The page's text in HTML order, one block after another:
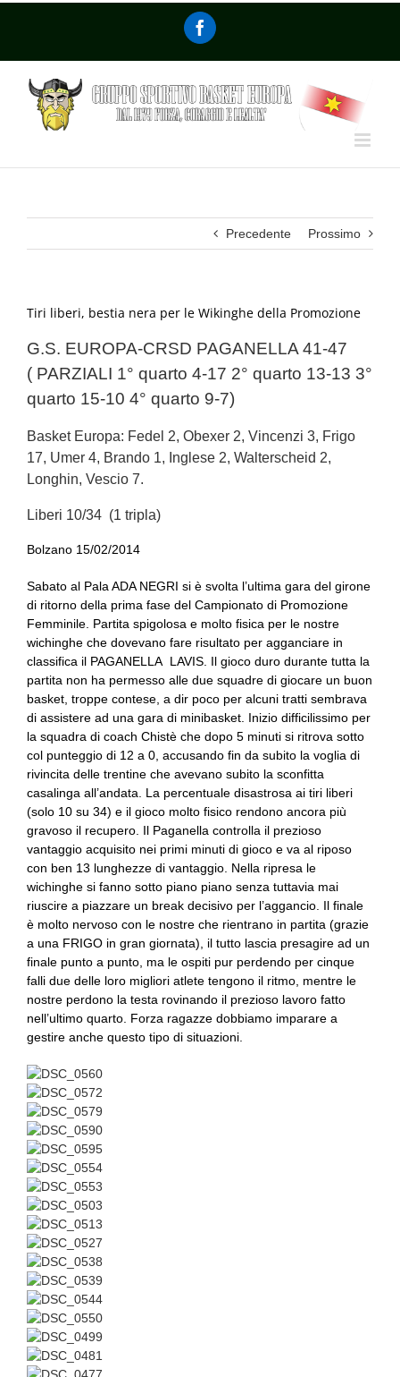
Precedente Prossimo
Tiri liberi, bestia nera per le Wikinghe della Promozione
G.S. EUROPA-CRSD PAGANELLA 41-47
( PARZIALI 1° quarto 4-17 2° quarto 13-13 3°
quarto 15-10 4° quarto 9-7)
Basket Europa: Fedel 2, Obexer 2, Vincenzi 3, Frigo
17, Umer 4, Brando 1, Inglese 2, Walterscheid 2,
Longhin, Vescio 7.
Liberi 10/34 (1 tripla)
Bolzano 15/02/2014
Sabato al Pala ADA NEGRI si è svolta l’ultima gara del girone
di ritorno della prima fase del Campionato di Promozione
Femminile. Partita spigolosa e molto fisica per le nostre
wichinghe che dovevano fare risultato per agganciare in
classifica il PAGANELLA LAVIS. Il gioco duro durante tutta la
partita non ha permesso alle due squadre di giocare un buon
basket, troppe contese, a dir poco per alcuni tratti sembrava
di assistere ad una gara di minibasket. Inizio difficilissimo per
la squadra di coach Chistè che dopo 5 minuti si ritrova sotto
col punteggio di 12 a 0, accusando fin da subito la voglia di
rivincita delle trentine che avevano subito la sconfitta
casalinga all’andata. La percentuale disastrosa ai tiri liberi
(solo 10 su 34) e il gioco molto fisico rendono ancora più
gravoso il recupero. Il Paganella controlla il prezioso
vantaggio acquisito nei primi minuti di gioco e va al riposo
con ben 13 lunghezze di vantaggio. Nella ripresa le
wichinghe si fanno sotto piano piano senza tuttavia mai
riuscire a piazzare un break decisivo per l’aggancio. Il finale
è molto nervoso con le nostre che rientrano in partita (grazie
a una FRIGO in gran giornata), il tutto lascia presagire ad un
finale punto a punto, ma le ospiti pur perdendo per cinque
falli due delle loro migliori atlete tengono il ritmo, mentre le
nostre perdono la testa rovinando il prezioso lavoro fatto
nell’ultimo quarto. Forza ragazze dobbiamo imparare a
gestire anche questo tipo di situazioni.